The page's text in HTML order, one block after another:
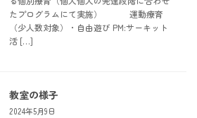
たプログラムにて実施） 運動療育
（少人数対象）・自由遊び PM:サーキット
活 […]
教室の様子
2024年5月9日